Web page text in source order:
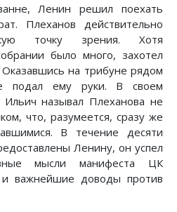
Ленин решил поехать
Плеханов действительно
точку зрения. Хотя
было много, захотел
на трибуне рядом
подал ему руки. В своем
называл Плеханова не
что, разумеется, сразу же
В течение десяти
Ленину, он успел
мысли манифеста ЦК
важнейшие доводы против